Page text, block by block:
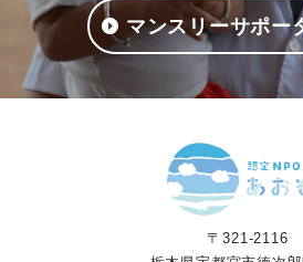
マンスリーサポー
〒321-2116